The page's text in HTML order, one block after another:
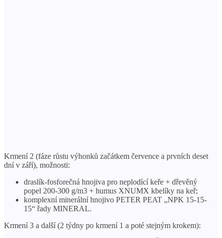
Krmení 2 (fáze růstu výhonků začátkem července a prvních deset
dní v září), možnosti:
draslík-fosforečná hnojiva pro neplodící keře + dřevěný
popel 200-300 g/m3 + humus XNUMX kbelíky na keř;
komplexní minerální hnojivo PETER PEAT „NPK 15-15-
15“ řady MINERAL.
Krmení 3 a další (2 týdny po krmení 1 a poté stejným krokem):